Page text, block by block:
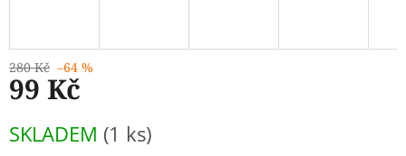
280 Kč –64 %
99 Kč
cena:
SKLADEM (1 ks)